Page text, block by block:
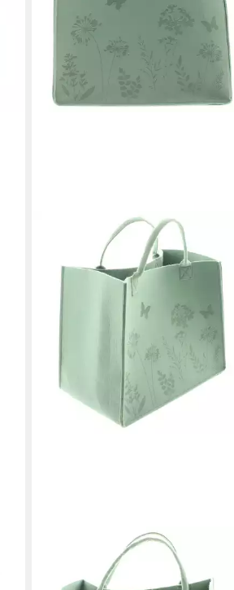
DEKOLEIDENSCHAFT
Einkaufsshopper "Blumenwiese" aus
Filz in grün, große Einkaufstasche,